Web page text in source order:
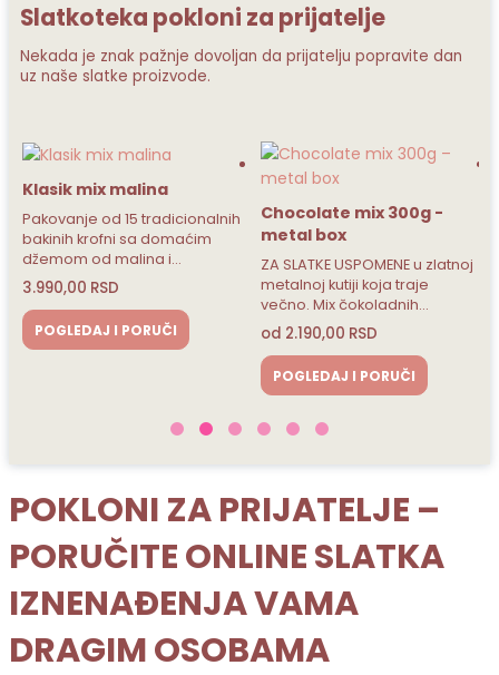
Slatkoteka pokloni za prijatelje
Nekada je znak pažnje dovoljan da prijatelju popravite dan
uz naše slatke proizvode.
Chocolate mix 300g -
metal box
ZA SLATKE USPOMENE u zlatnoj
metalnoj kutiji koja traje
večno. Mix čokoladnih…
od 2.190,00
Brownie mini bites
metal box
Brownie mini zalogaji
u 3 ukusa: preliveni
čokoladom i…
od2.190,00
POGLEDAJ I PORUČI
POKLONI ZA PRIJATELJE –
PORUČITE ONLINE SLATKA
IZNENAĐENJA VAMA
DRAGIM OSOBAMA